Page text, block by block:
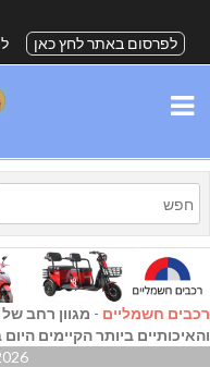
לפרסום באתר לחץ כאן
רכבים חשמליים - מגוון רחב
והאיכותיים ביותר הקיימים